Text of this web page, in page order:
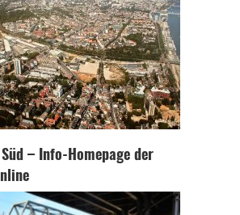
– Info-Homepage der